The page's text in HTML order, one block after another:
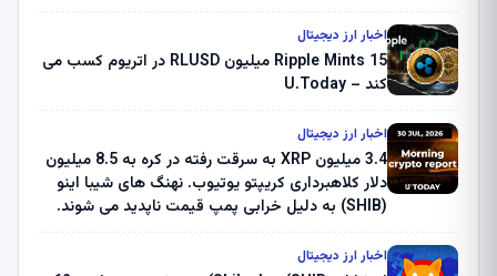
اخبار ارز دیجیتال
Ripple Mints 15 میلیون RLUSD در اتریوم کسب می
کند – U.Today
اخبار ارز دیجیتال
3.4 میلیون XRP به سرقت رفته در کره به 8.5 میلیون
دلار کلاهبرداری کریپتو یوتیوب. نهنگ های شیبا اینو
(SHIB) به دلیل خرابی پمپ قیمت ناپدید می شوند.
ثبت کرد – گزارش کریپتو صبح – U.Today
اخبار ارز دیجیتال